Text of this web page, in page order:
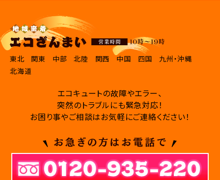
東北 関東 中部 北陸 関西 中国 四国
九州・沖縄
北海道
エコキュートの故障やエラー、
突然のトラブルにも緊急対応！
お困り事やご相談はお気軽にご連絡ください！